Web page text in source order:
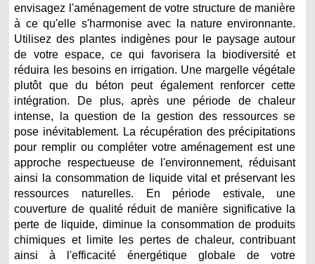
envisagez l'aménagement de votre structure de manière
à ce qu'elle s'harmonise avec la nature environnante.
Utilisez des plantes indigènes pour le paysage autour
de votre espace, ce qui favorisera la biodiversité et
réduira les besoins en irrigation. Une margelle végétale
plutôt que du béton peut également renforcer cette
intégration. De plus, après une période de chaleur
intense, la question de la gestion des ressources se
pose inévitablement. La récupération des précipitations
pour remplir ou compléter votre aménagement est une
approche respectueuse de l'environnement, réduisant
ainsi la consommation de liquide vital et préservant les
ressources naturelles. En période estivale, une
couverture de qualité réduit de manière significative la
perte de liquide, diminue la consommation de produits
chimiques et limite les pertes de chaleur, contribuant
ainsi à l'efficacité énergétique globale de votre